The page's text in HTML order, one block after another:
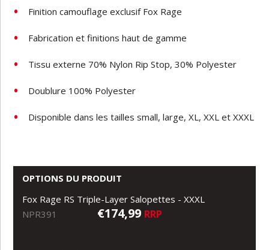
Finition camouflage exclusif Fox Rage
Fabrication et finitions haut de gamme
Tissu externe 70% Nylon Rip Stop, 30% Polyester
Doublure 100% Polyester
Disponible dans les tailles small, large, XL, XXL et XXXL
OPTIONS DU PRODUIT
Fox Rage RS Triple-Layer Salopettes - XXXL
NPR391
€174,99 RRP